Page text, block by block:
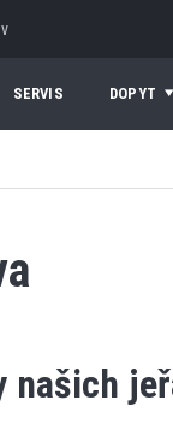
SERVIS DOPYT
našich